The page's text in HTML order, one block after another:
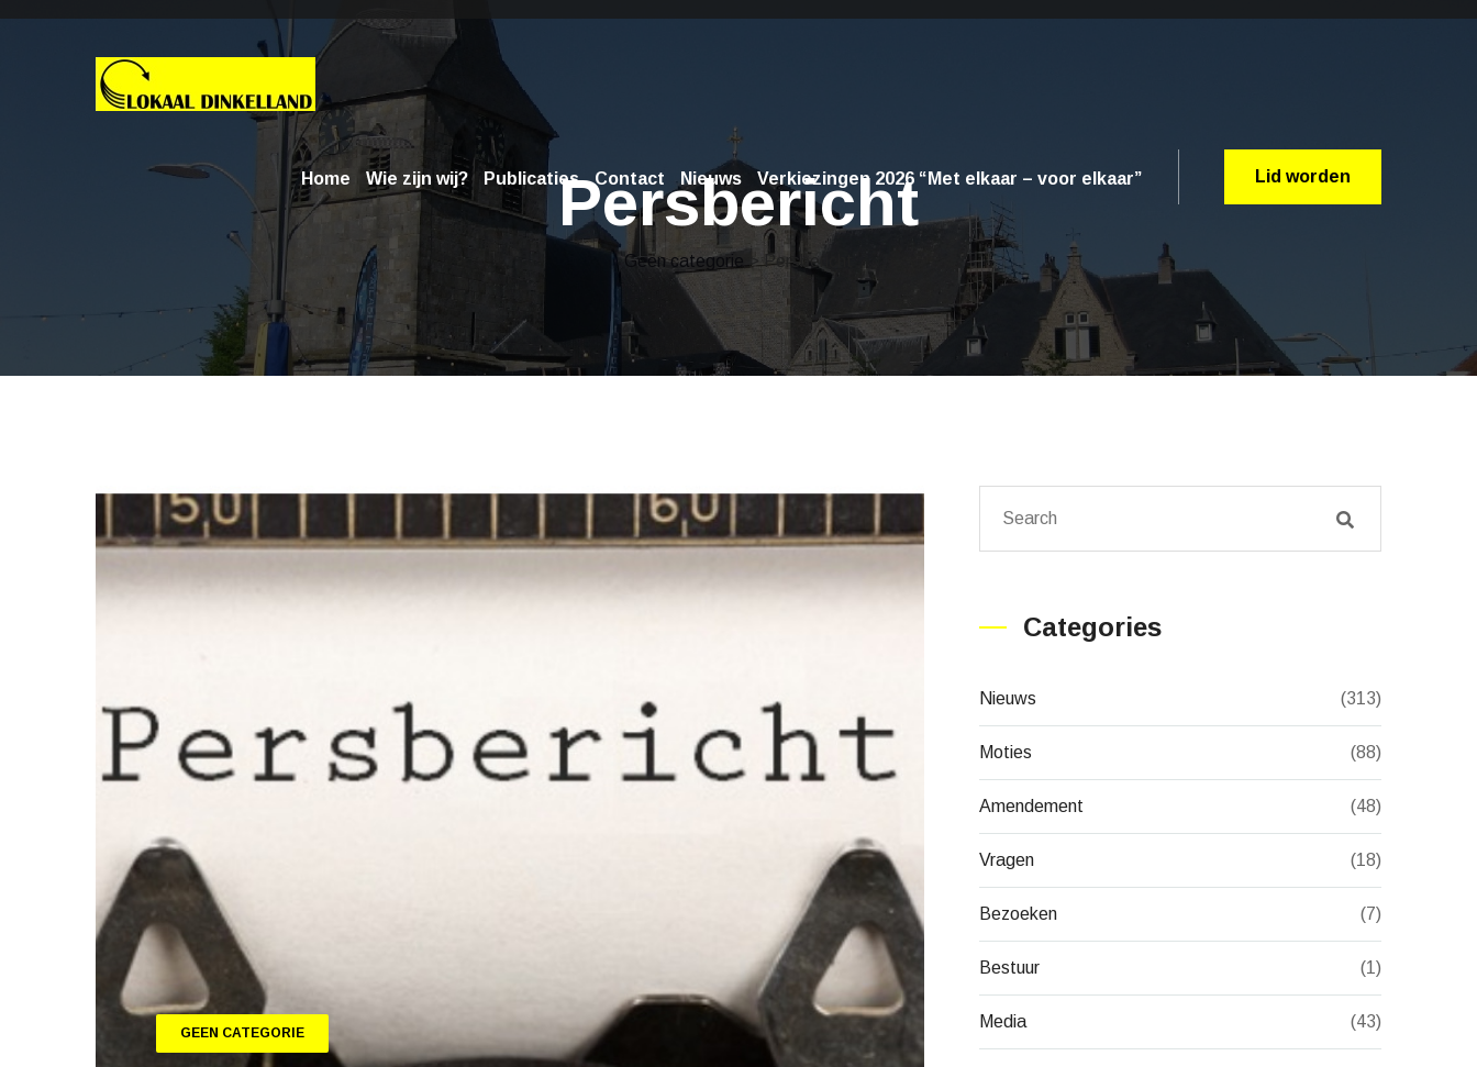
Home Wie zijn wij? Publicaties Contact Nieuws Verkiezingen 2026 “Met elkaar – voor elkaar” Lid worden
Persbericht
Geen categorie > Persbericht
GEEN CATEGORIE
Categories
Nieuws (313)
Moties (88)
Amendement (48)
Vragen (18)
Bezoeken (7)
Bestuur (1)
Media (43)